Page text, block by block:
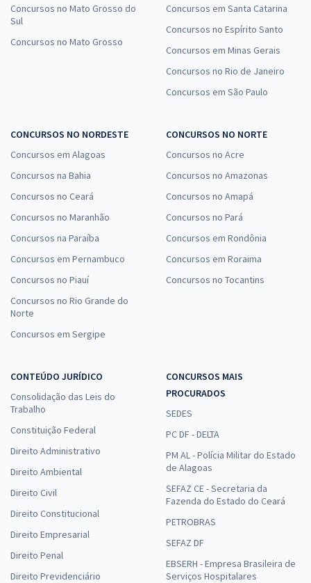
Concursos no Mato Grosso do
Sul
Concursos no Mato Grosso
Concursos em Santa Catarina
Concursos no Espírito Santo
Concursos em Minas Gerais
Concursos no Rio de Janeiro
Concursos em São Paulo
CONCURSOS NO NORDESTE
Concursos em Alagoas
Concursos na Bahia
Concursos no Ceará
Concursos no Maranhão
Concursos na Paraíba
Concursos em Pernambuco
Concursos no Piauí
Concursos no Rio Grande do
Norte
Concursos em Sergipe
CONCURSOS NO NORTE
Concursos no Acre
Concursos no Amazonas
Concursos no Amapá
Concursos no Pará
Concursos em Rondônia
Concursos em Roraima
Concursos no Tocantins
CONTEÚDO JURÍDICO
Consolidação das Leis do
Trabalho
Constituição Federal
Direito Administrativo
Direito Ambiental
Direito Civil
Direito Constitucional
Direito Empresarial
Direito Penal
Direito Previdenciário
CONCURSOS MAIS
PROCURADOS
SEDES
PC DF - DELTA
PM AL - Polícia Militar do Estado
de Alagoas
SEFAZ CE - Secretaria da
Fazenda do Estado do Ceará
PETROBRAS
SEFAZ DF
EBSERH - Empresa Brasileira de
Serviços Hospitalares